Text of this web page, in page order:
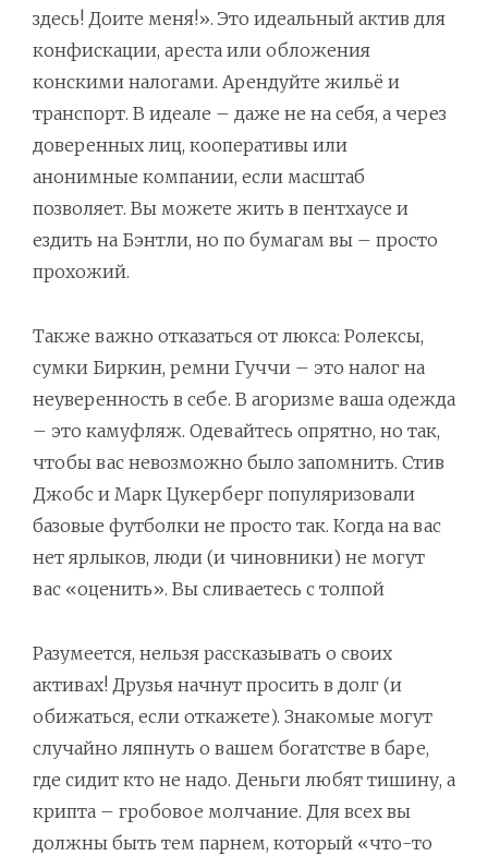
здесь! Доите меня!». Это идеальный актив для
конфискации, ареста или обложения
конскими налогами. Арендуйте жильё и
транспорт. В идеале – даже не на себя, а через
доверенных лиц, кооперативы или
анонимные компании, если масштаб
позволяет. Вы можете жить в пентхаусе и
ездить на Бэнтли, но по бумагам вы – просто
прохожий.
Также важно отказаться от люкса: Ролексы,
сумки Биркин, ремни Гуччи – это налог на
неуверенность в себе. В агоризме ваша одежда
– это камуфляж. Одевайтесь опрятно, но так,
чтобы вас невозможно было запомнить. Стив
Джобс и Марк Цукерберг популяризовали
базовые футболки не просто так. Когда на вас
нет ярлыков, люди (и чиновники) не могут
вас «оценить». Вы сливаетесь с толпой
Разумеется, нельзя рассказывать о своих
активах! Друзья начнут просить в долг (и
обижаться, если откажете). Знакомые могут
случайно ляпнуть о вашем богатстве в баре,
где сидит кто не надо. Деньги любят тишину, а
крипта – гробовое молчание. Для всех вы
должны быть тем парнем, который «что-то